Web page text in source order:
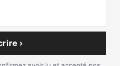
›